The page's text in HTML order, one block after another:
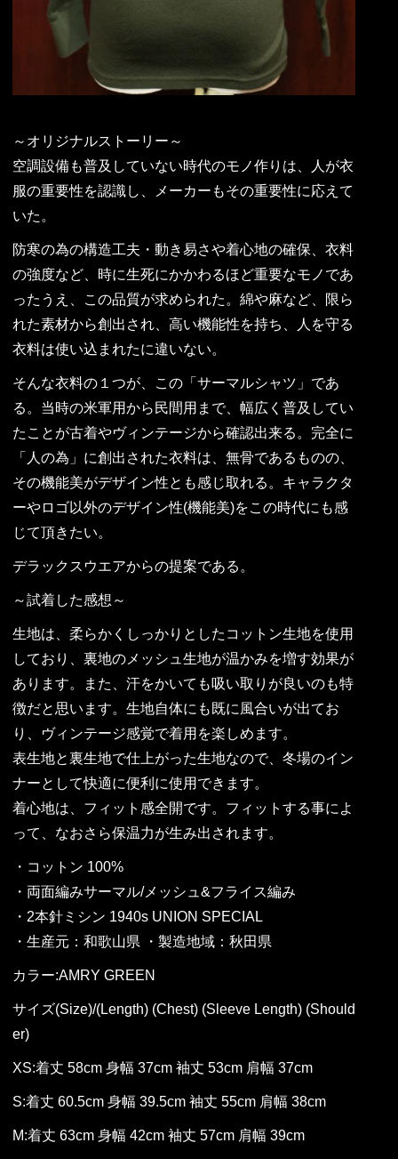
～オリジナルストーリー～
空調設備も普及していない時代のモノ作りは、人が衣
服の重要性を認識し、メーカーもその重要性に応えて
いた。
防寒の為の構造工夫・動き易さや着心地の確保、衣料
の強度など、時に生死にかかわるほど重要なモノであ
ったうえ、この品質が求められた。綿や麻など、限ら
れた素材から創出され、高い機能性を持ち、人を守る
衣料は使い込まれたに違いない。
そんな衣料の１つが、この「サーマルシャツ」であ
る。当時の米軍用から民間用まで、幅広く普及してい
たことが古着やヴィンテージから確認出来る。完全に
「人の為」に創出された衣料は、無骨であるものの、
その機能美がデザイン性とも感じ取れる。キャラクタ
ーやロゴ以外のデザイン性(機能美)をこの時代にも感
じて頂きたい。
デラックスウエアからの提案である。
～試着した感想～
生地は、柔らかくしっかりとしたコットン生地を使用
しており、裏地のメッシュ生地が温かみを増す効果が
あります。また、汗をかいても吸い取りが良いのも特
徴だと思います。生地自体にも既に風合いが出てお
り、ヴィンテージ感覚で着用を楽しめます。
表生地と裏生地で仕上がった生地なので、冬場のイン
ナーとして快適に便利に使用できます。
着心地は、フィット感全開です。フィットする事によ
って、なおさら保温力が生み出されます。
・コットン 100%
・両面編みサーマル/メッシュ&フライス編み
・2本針ミシン 1940s UNION SPECIAL
・生産元：和歌山県 ・製造地域：秋田県
カラー:AMRY GREEN
サイズ(Size)/(Length) (Chest) (Sleeve Length) (Should
er)
XS:着丈 58cm 身幅 37cm 袖丈 53cm 肩幅 37cm
S:着丈 60.5cm 身幅 39.5cm 袖丈 55cm 肩幅 38cm
M:着丈 63cm 身幅 42cm 袖丈 57cm 肩幅 39cm